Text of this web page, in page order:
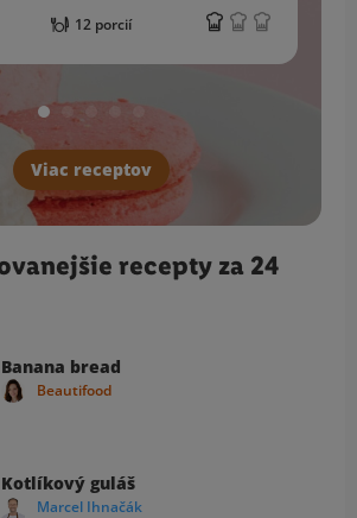
12 porcií
Viac receptov
recepty za 24
Banana bread
Beautifood
Kotlíkový guláš
Marcel Ihnačák